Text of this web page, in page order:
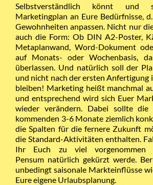
Selbstverständlich könnt
Marketingplan an Eure Bedürfnisse,
Gewohnheiten anpassen. Nicht nur
auch die Form: Ob DIN A2-Poster,
Metaplanwand, Word-Dokument
auf Monats- oder Wochenbasis,
überlassen. Und natürlich soll der
und nicht nach der ersten Anfertigung
bleiben! Marketing heißt manchmal
und entsprechend wird sich Euer
wieder verändern. Dabei sollte
kommenden 3-6 Monate ziemlich
die Spalten für die fernere Zukunft
die Standard-Aktivitäten enthalten.
Ihr Euch zu viel
Pensum natürlich gekürzt werde.
unbedingt saisonale Markteinflüsse
Eure eigene Urlaubsplanung.